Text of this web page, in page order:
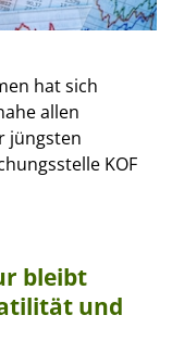
hat sich
allen
jüngsten
KOF
bleibt
und